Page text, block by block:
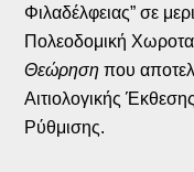
Φιλαδέλφειας” σε
Πολεοδομική
Θεώρηση που
Αιτιολογικής
Ρύθμισης.